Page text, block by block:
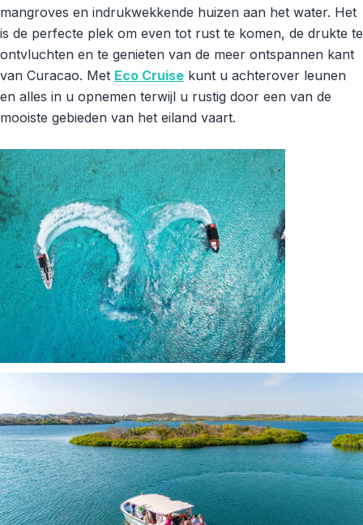
mangroves en indrukwekkende huizen aan het water. Het
is de perfecte plek om even tot rust te komen, de drukte te
ontvluchten en te genieten van de meer ontspannen kant
van Curacao. Met Eco Cruise kunt u achterover leunen
en alles in u opnemen terwijl u rustig door een van de
mooiste gebieden van het eiland vaart.